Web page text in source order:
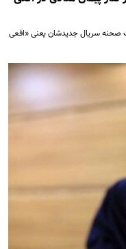
صحنه سریال جدیدشان یعنی «افعی